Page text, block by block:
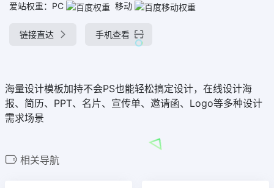
爱站权重： PC 移动
链接直达 手机查看
海量设计模板加持不会PS也能轻松搞定设计，在线设计海
报、简历、PPT、名片、宣传单、邀请函、Logo等多种设计
需求场景
相关导航